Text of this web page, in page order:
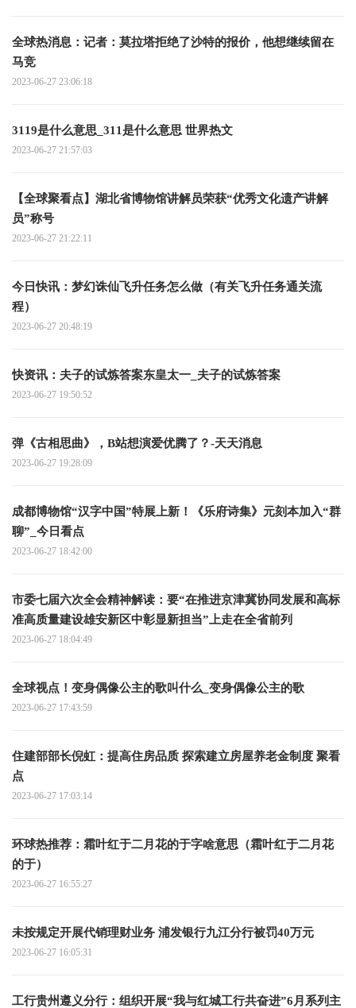
全球热消息：记者：莫拉塔拒绝了沙特的报价，他想继续留在
马竞
2023-06-27 23:06:18
3119是什么意思_311是什么意思 世界热文
2023-06-27 21:57:03
【全球聚看点】湖北省博物馆讲解员荣获“优秀文化遗产讲解
员”称号
2023-06-27 21:22:11
今日快讯：梦幻诛仙飞升任务怎么做（有关飞升任务通关流
程）
2023-06-27 20:48:19
快资讯：夫子的试炼答案东皇太一_夫子的试炼答案
2023-06-27 19:50:52
弹《古相思曲》，B站想演爱优腾了？-天天消息
2023-06-27 19:28:09
成都博物馆“汉字中国”特展上新！《乐府诗集》元刻本加入“群
聊”_今日看点
2023-06-27 18:42:00
市委七届六次全会精神解读：要“在推进京津冀协同发展和高标
准高质量建设雄安新区中彰显新担当”上走在全省前列
2023-06-27 18:04:49
全球视点！变身偶像公主的歌叫什么_变身偶像公主的歌
2023-06-27 17:43:59
住建部部长倪虹：提高住房品质 探索建立房屋养老金制度 聚看
点
2023-06-27 17:03:14
环球热推荐：霜叶红于二月花的于字啥意思（霜叶红于二月花
的于）
2023-06-27 16:55:27
未按规定开展代销理财业务 浦发银行九江分行被罚40万元
2023-06-27 16:05:31
工行贵州遵义分行：组织开展“我与红城工行共奋进”6月系列主